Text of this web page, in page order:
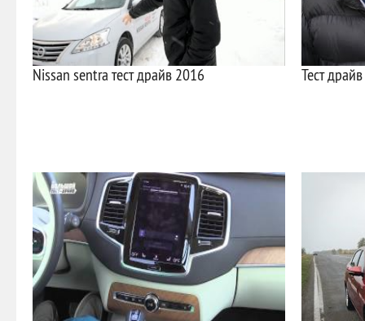
Nissan sentra тест драйв 2016 Тест